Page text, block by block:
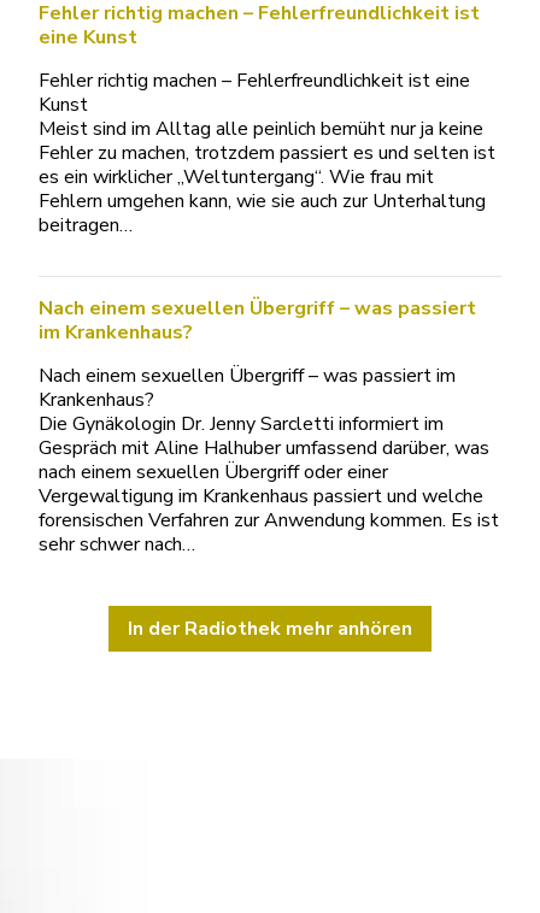
Fehler richtig machen – Fehlerfreundlichkeit ist
eine Kunst
Fehler richtig machen – Fehlerfreundlichkeit ist eine
Kunst
Meist sind im Alltag alle peinlich bemüht nur ja keine
Fehler zu machen, trotzdem passiert es und selten ist
es ein wirklicher „Weltuntergang“. Wie frau mit
Fehlern umgehen kann, wie sie auch zur Unterhaltung
beitragen…
Nach einem sexuellen Übergriff – was passiert
im Krankenhaus?
Nach einem sexuellen Übergriff – was passiert im
Krankenhaus?
Die Gynäkologin Dr. Jenny Sarcletti informiert im
Gespräch mit Aline Halhuber umfassend darüber, was
nach einem sexuellen Übergriff oder einer
Vergewaltigung im Krankenhaus passiert und welche
forensischen Verfahren zur Anwendung kommen. Es ist
sehr schwer nach…
In der Radiothek mehr anhören